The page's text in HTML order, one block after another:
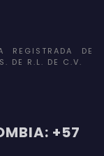
REGISTRADA DE
DE R.L. DE C.V.
+57